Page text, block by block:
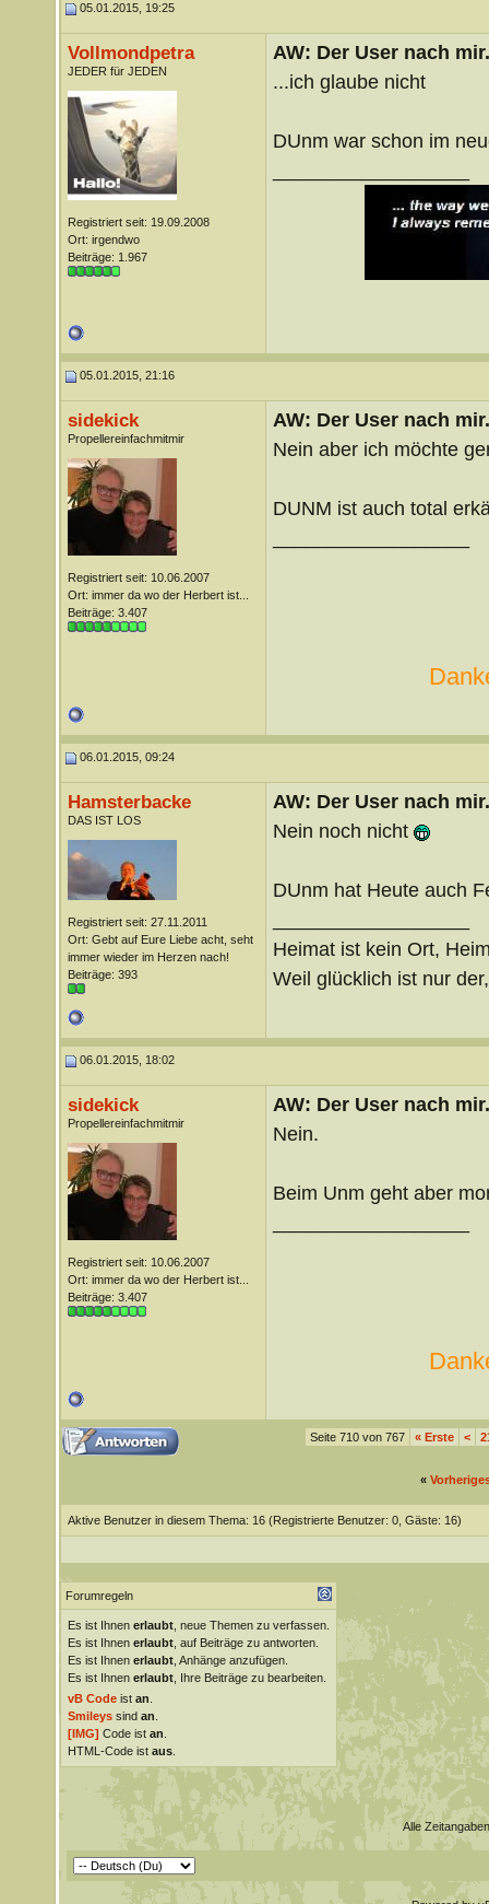
05.01.2015, 19:25
Vollmondpetra
JEDER für JEDEN
Registriert seit: 19.09.2008
Ort: irgendwo
Beiträge: 1.967
AW: Der User nach
...ich glaube nicht
DUnm war schon im
05.01.2015, 21:16
sidekick
Propellereinfachmitmir
Registriert seit: 10.06.2007
Ort: immer da wo der Herbert ist...
Beiträge: 3.407
AW: Der User nach
Nein aber ich möchte
DUNM ist auch total
06.01.2015, 09:24
Hamsterbacke
DAS IST LOS
Registriert seit: 27.11.2011
Ort: Gebt auf Eure Liebe acht, seht
immer wieder im Herzen nach!
Beiträge: 393
AW: Der User nach
Nein noch nicht
DUnm hat Heute auch
Heimat ist kein Ort,
Weil glücklich ist nur
06.01.2015, 18:02
sidekick
Propellereinfachmitmir
Registriert seit: 10.06.2007
Ort: immer da wo der Herbert ist...
Beiträge: 3.407
AW: Der User nach
Nein.
Beim Unm geht aber
Seite 710 von 767 «Erste <
«
Aktive Benutzer in diesem Thema: 16 (Registrierte Benutzer: 0, Gäste: 16)
Forumregeln
Es ist Ihnen erlaubt, neue Themen zu verfassen.
Es ist Ihnen erlaubt, auf Beiträge zu antworten.
Es ist Ihnen erlaubt, Anhänge anzufügen.
Es ist Ihnen erlaubt, Ihre Beiträge zu bearbeiten.
vB Codeist an
Smileyssind an
[IMG] Code ist an
HTML-Code ist aus.
Alle